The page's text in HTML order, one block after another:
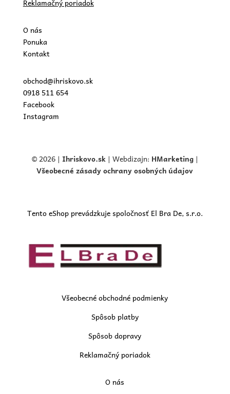
Reklamačný poriadok
O nás
Ponuka
Kontakt
obchod@ihriskovo.sk
0918 511 654
Facebook
Instagram
© 2026 | Ihriskovo.sk| Webdizajn: HMarketing |
Všeobecné zásady ochrany osobných údajov
Tento eShop prevádzkuje spoločnosť El Bra De, s.r.o.
Všeobecné obchodné podmienky
Spôsob platby
Spôsob dopravy
Reklamačný poriadok
O nás